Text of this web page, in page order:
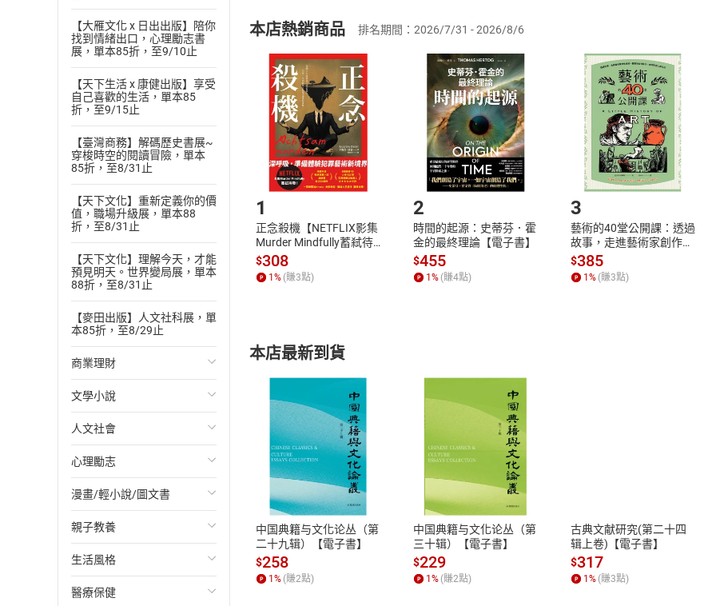
【大雁文化 x 日出出版】陪你
找到情緒出口，心理勵志書
展，單本85折，至9/10止
【天下生活 x 康健出版】享受
自己喜歡的生活，單本85
折，至9/15止
【臺灣商務】解碼歷史書展~
穿梭時空的閱讀冒險，單本
85折，至8/31止
【天下文化】重新定義你的價
值，職場升級展，單本88
折，至8/31止
【天下文化】理解今天，才能
預見明天。世界變局展，單本
88折，至8/31止
【麥田出版】人文社科展，單
本85折，至8/29止
商業理財
投資理財
經濟/趨勢
財務/金融
管理/領導
職場工作術
成功法
行銷/廣告
文學小說
歐美文學
日本文學
韓國文學
華文文學
經典文學
成長/家庭生活小說
人文社會
國際關係
政治
社會科學
台灣/中國歷史
日/韓歷史
心理勵志
心靈成長/情緒
人際關係
兩性關係
心理學
漫畫/輕小說/圖文書
輕小說
奇幻/科幻
愛情故事
親子教養
教育現場
兒童文學/故事
生活風格
飲食/食譜
醫療保健
年來第一位非日籍的得獎者。日本《朝日新聞》讚嘆他是漫畫界二十年內無人能
極具詩意的武俠漫畫
《阿鼻劍》是國內漫畫創作的傳奇之一，也是鄭問的漫畫創作轉捩點，他獨特
則將原本武俠小說的元素精采地串連重組，並融入發人深省的佛義，使得這部武
編劇馬利表示，一開始，《阿鼻劍》就有「前世」、「今生」的設計。我和鄭
〈覺醒〉，都是「今生」的前半段。我的想法是：先用這兩部來讓今生的「何勿
後，今生要執行的是什麼。這樣，我和鄭問合作，而有了三十年前出版的兩部《阿
製作團隊
作者｜馬利
繪圖｜鄭問
文字書主編｜洪雅雯
校對｜金文蕙
行銷企劃｜李蕭弘
企劃編輯｜蕭凱萁
總編輯｜黃健和
美術設計｜楊啟巽工作室
美術編輯｜何萍萍
聲音演出
主述
馬伯強
畢業於淡江大學，出演代表動畫作品有《元氣少女緣結神》、《一拳超人》、《
主要演員
陳幼文
主要作品多半為動漫類，其飾演的角色以反派居多，素有「大反嗓」的稱號；代
(二)消費者訂購本店鋪之商品即代表知悉本店鋪所銷售之商品為電子書，
且已下載/存取電子書，不得請求退貨退款。
退貨方式：您欲取消訂單或辦理退貨時，請登入樂天市場，並於「我的訂單
貨」，本店鋪將依您的申請進行審核，待審核通過後將為您辦理退款事宜。
請注意，樂天市場須以整筆訂單為單位進行取消/退貨，恕無法以單支商品取
挑選商品
Choose
放入購物車
Shopping cart
登入帳號
Login
購書後，如何開始使用？
Step1.選擇閱讀載具 Step2.登入
付款方式
ATM轉帳、信用卡、LINE PAY、AFTEE
之權利，遽消費者保護法及通訊交
除權合理例外情事適用準則，依商
質各有不同規定。詳細退換貨說明
照各商品說明。
本店熱銷商品 排名期間：2026/7/31 - 2026/8/6
1
正念殺機【NETFLIX影集
Murder Mindfully蓄弒待
發】【電子書】
$308
1 % (賺3點)
2
時間的起源：史蒂芬．霍
金的最終理論【電子書】
$455
1 % (賺4點)
3
藝術的40堂公開課：透過
故事，走進藝術家創作現
場，看藝術如何誕生、如
何形塑人類生活【電子
書】
$385
1 % (賺3點)
本店最新到貨
中国典籍与文化论丛（第
二十九辑）【電子書】
$258
1 % (賺2點)
中国典籍与文化论丛（第
三十辑）【電子書】
$229
1 % (賺2點)
古典文献研究(第二十四
辑上卷)【電子書】
$317
1 % (賺3點)